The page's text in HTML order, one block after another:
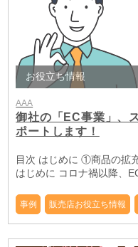
お役立ち情報
AAA
御社の「EC事業」、
ポートします！
目次 はじめに ①商品の拡
はじめに コロナ禍以降、
事例 販売店お役立ち情報